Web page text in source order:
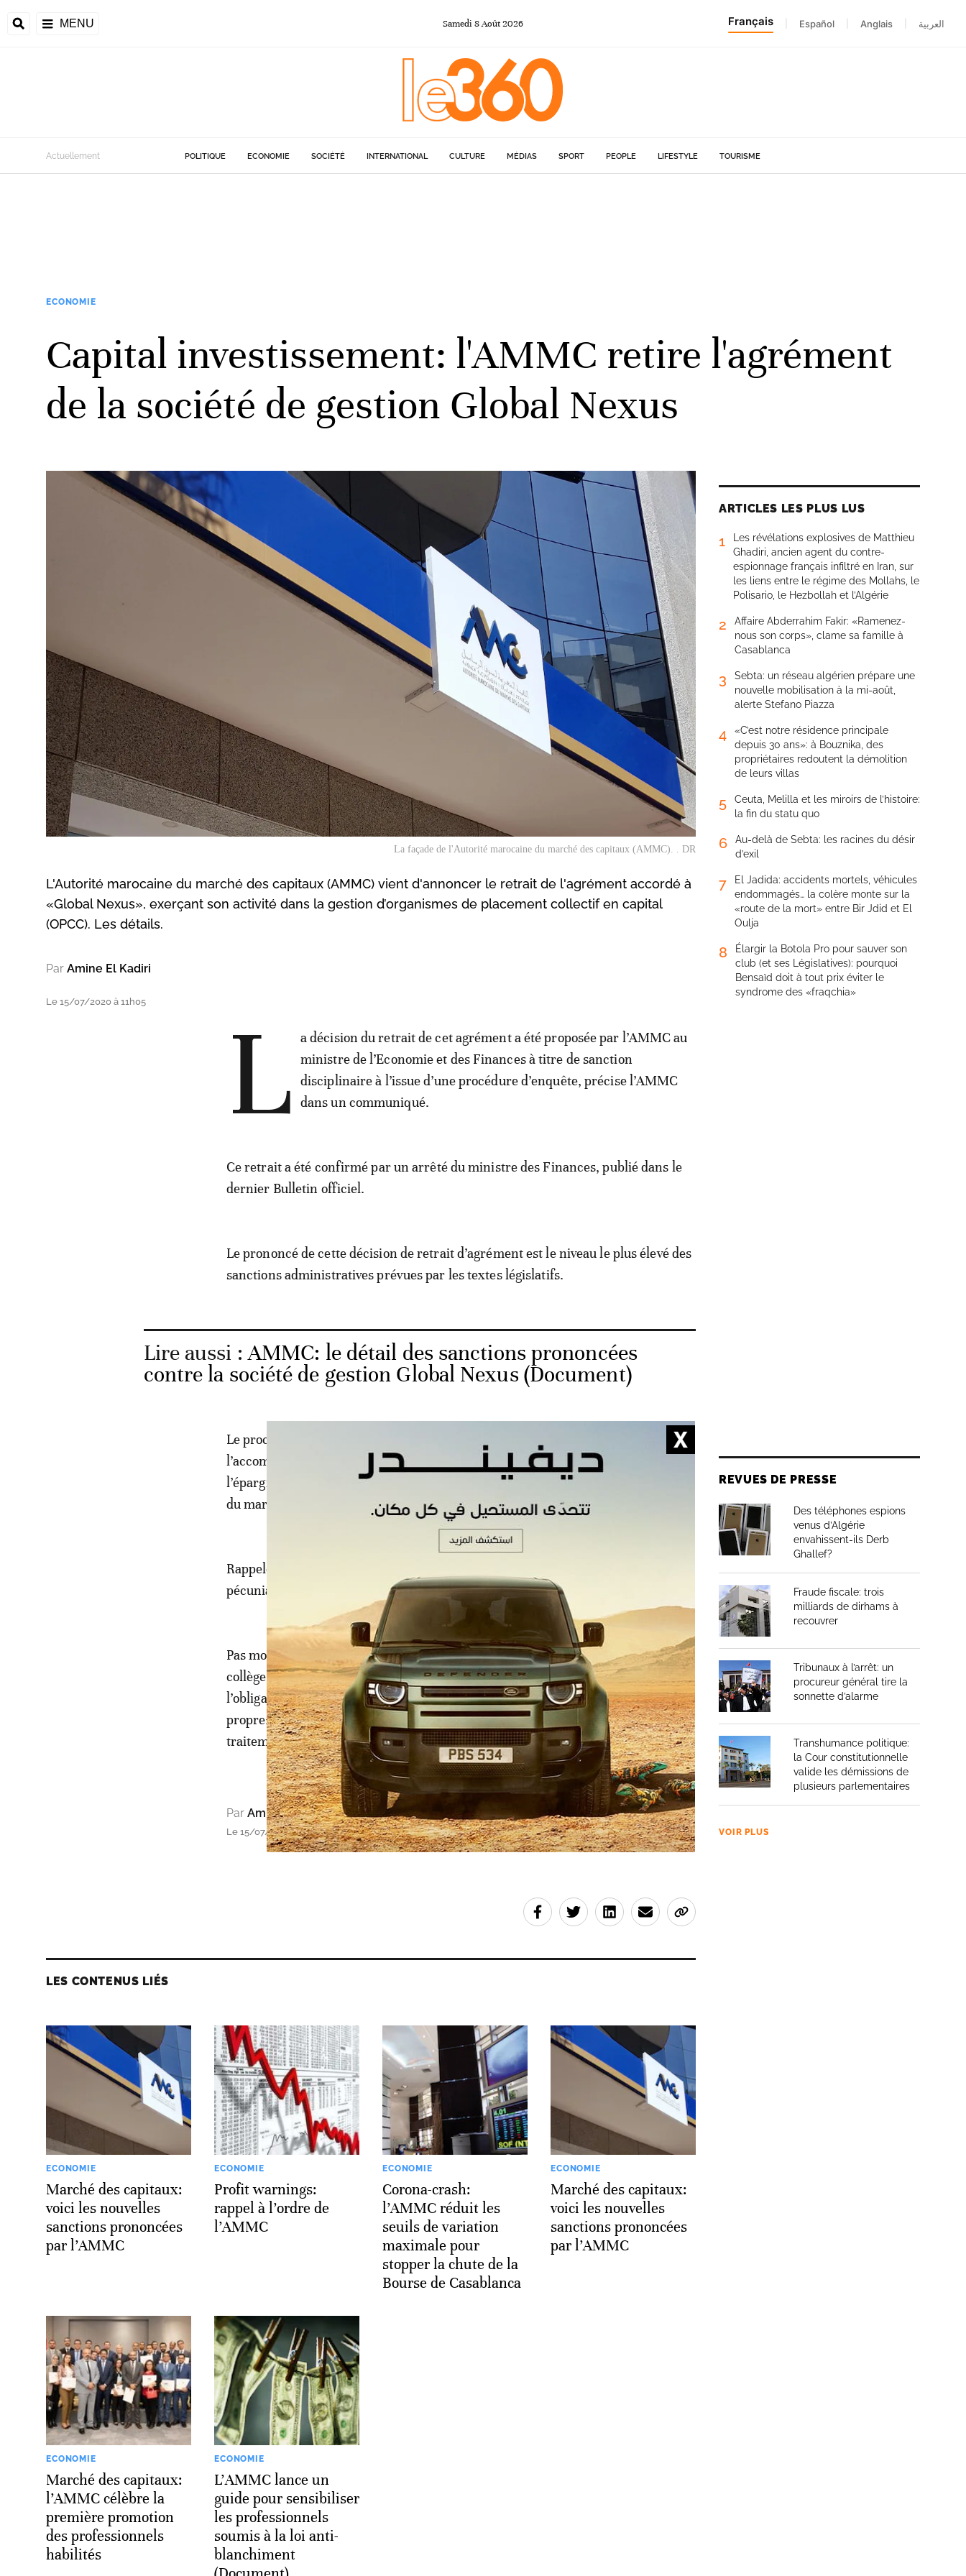
MENU Samedi 8Août2026 Français Español Anglais العربية
Actuellement POLITIQUE ECONOMIE SOCIÉTÉ INTERNATIONAL CULTURE MÉDIAS SPORT PEOPLE LIFESTYLE TOURISME
ECONOMIE
Capital investissement: l'AMMC retire l'agrément
de la société de gestion Global Nexus
La façade de l'Autorité marocaine du marché des capitaux (AMMC). . DR
L'Autorité marocaine du marché des capitaux (AMMC) vient d'annoncer le retrait de l'agrément accordé à
«Global Nexus», exerçant son activité dans la gestion d’organismes de placement collectif en capital
(OPCC). Les détails.
Par Amine El Kadiri
Le 15/07/2020 à 11h05 L
a décision du retrait de cet agrément a été proposée par l’AMMC au
ministre de l’Economie et des Finances à titre de sanction
disciplinaire à l’issue d’une procédure d’enquête, précise l’AMMC
dans un communiqué.
Ce retrait a été confirmé par un arrêté du ministre des Finances, publié dans le
dernier Bulletin officiel.
Le prononcé de cette décision de retrait d’agrément est le niveau le plus élevé des
sanctions administratives prévues par les textes législatifs.
Lire aussi :AMMC: le détail des sanctions prononcées
contre la société de gestion Global Nexus (Document)
Le processus ayant conduit au prononcé de cette sanction entre dans le cadre de
l’accomplissement de la mission principale de l’AMMC qui consiste à protéger
l’épargne investie en instruments financiers et à assurer le bon fonctionnement
du marché.
Rappelons que la société Global Nexus avait déjà fait l’objet d’une sanction
pécuniaire d’un montant de 1 million de dirhams le 25 juin dernier.
Pas moins de cinq manquements avaient été relevés dans le dossier soumis au
collège des sanctions de l’AMMC pour instruction et avis, dont «le non-respect de
l’obligation des sociétés de gestion de ne pas utiliser les actifs gérés pour compte
propre» et «le non-respect des obligations des sociétés de gestion en matière de
traitement des souscriptions».
Par Amine El Kadiri
Le 15/07/2020 à 11h05
LES CONTENUS LIÉS
ECONOMIE
Marché des capitaux:
voici les nouvelles
sanctions prononcées
par l’AMMC
ECONOMIE
Profit warnings:
rappel à l’ordre de
l’AMMC
ECONOMIE
Corona-crash:
l’AMMC réduit les
seuils de variation
maximale pour
stopper la chute de la
Bourse de Casablanca
ECONOMIE
Marché des capitaux:
voici les nouvelles
sanctions prononcées
par l’AMMC
ECONOMIE
Marché des capitaux:
l’AMMC célèbre la
première promotion
des professionnels
habilités
ECONOMIE
L’AMMC lance un
guide pour sensibiliser
les professionnels
soumis à la loi anti-
blanchiment
ARTICLES LES PLUS LUS
1
Les révélations explosives de Matthieu
Ghadiri, ancien agent du contre-
espionnage français infiltré en Iran, sur
les liens entre le régime des Mollahs, le
Polisario, le Hezbollah et l’Algérie
2
Affaire Abderrahim Fakir: «Ramenez-
nous son corps», clame sa famille à
Casablanca
3
Sebta: un réseau algérien prépare une
nouvelle mobilisation à la mi-août,
alerte Stefano Piazza
4
«C’est notre résidence principale
depuis 30 ans»: à Bouznika, des
propriétaires redoutent la démolition
de leurs villas
5
Ceuta, Melilla et les miroirs de l’histoire:
la fin du statu quo
6
Au-delà de Sebta: les racines du désir
d’exil
7
El Jadida: accidents mortels, véhicules
endommagés… la colère monte sur la
«route de la mort» entre Bir Jdid et El
Oulja
8
Élargir la Botola Pro pour sauver son
club (et ses Législatives): pourquoi
Bensaïd doit à tout prix éviter le
syndrome des «fraqchia»
REVUES DE PRESSE
Des téléphones espions
venus d’Algérie
envahissent-ils Derb
Ghallef?
Fraude fiscale: trois
milliards de dirhams à
recouvrer
Tribunaux à l’arrêt: un
procureur général tire la
sonnette d’alarme
Transhumance politique:
la Cour constitutionnelle
valide les démissions de
plusieurs parlementaires
VOIR PLUS